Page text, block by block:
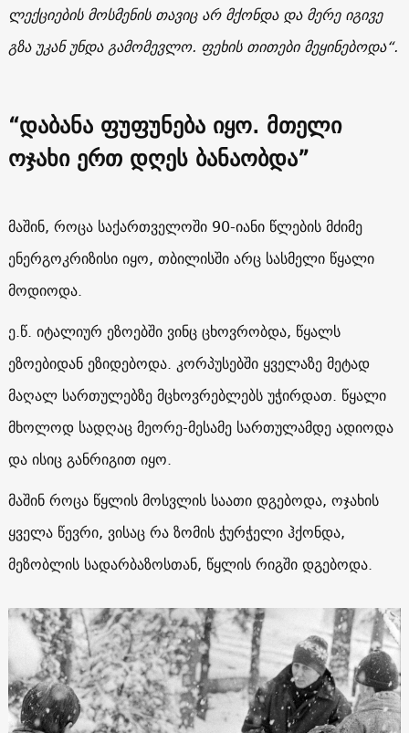
ლექციების მოსმენის თავიც არ მქონდა და მერე იგივე
გზა უკან უნდა გამომევლო. ფეხის თითები მეყინებოდა“.
“დაბანა ფუფუნება იყო. მთელი
ოჯახი ერთ დღეს ბანაობდა”
მაშინ, როცა საქართველოში 90-იანი წლების მძიმე
ენერგოკრიზისი იყო, თბილისში არც სასმელი წყალი
მოდიოდა.
ე.წ. იტალიურ ეზოებში ვინც ცხოვრობდა, წყალს
ეზოებიდან ეზიდებოდა. კორპუსებში ყველაზე მეტად
მაღალ სართულებზე მცხოვრებლებს უჭირდათ. წყალი
მხოლოდ სადღაც მეორე-მესამე სართულამდე ადიოდა
და ისიც განრიგით იყო.
მაშინ როცა წყლის მოსვლის საათი დგებოდა, ოჯახის
ყველა წევრი, ვისაც რა ზომის ჭურჭელი ჰქონდა,
მეზობლის სადარბაზოსთან, წყლის რიგში დგებოდა.